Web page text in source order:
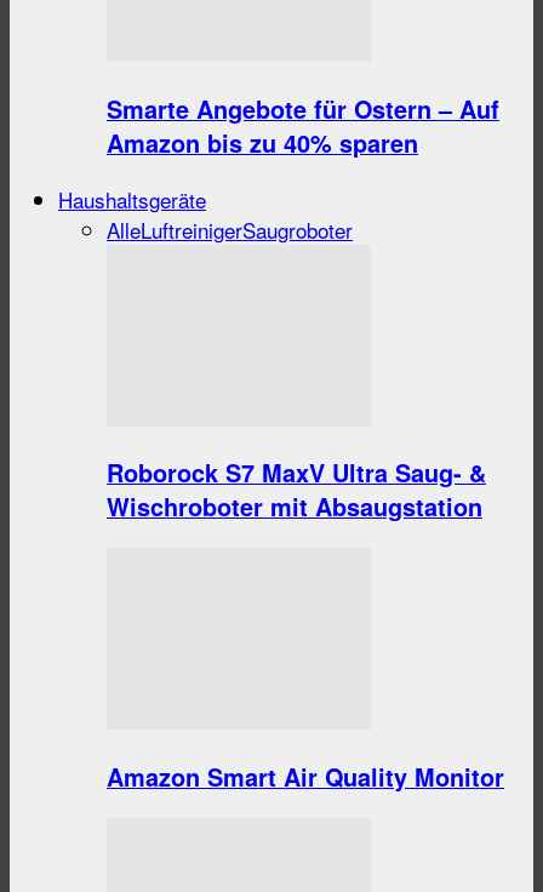
Smarte Angebote für Ostern – Auf
Amazon bis zu 40% sparen
Haushaltsgeräte
AlleLuftreinigerSaugroboter
Roborock S7 MaxV Ultra Saug- &
Wischroboter mit Absaugstation
Amazon Smart Air Quality Monitor